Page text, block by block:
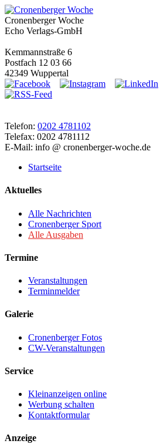
Cronenberger Woche
Echo Verlags-GmbH
Kemmannstraße 6
Postfach 12 03 66
42349 Wuppertal
Telefon: 0202 4781102
Telefax: 0202 4781112
E-Mail: info @ cronenberger-woche.de
Startseite
Aktuelles
Alle Nachrichten
Cronenberger Sport
Alle Ausgaben
Termine
Veranstaltungen
Terminmelder
Galerie
Cronenberger Fotos
CW-Veranstaltungen
Service
Kleinanzeigen online
Werbung schalten
Kontaktformular
Anzeige